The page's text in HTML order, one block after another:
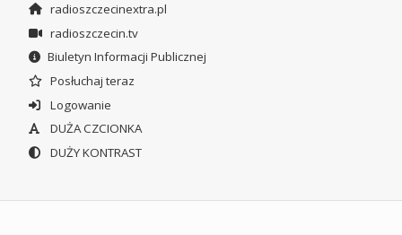
radioszczecinextra.pl
radioszczecin.tv
Biuletyn Informacji Publicznej
Posłuchaj teraz
Logowanie
DUŻA CZCIONKA
DUŻY KONTRAST